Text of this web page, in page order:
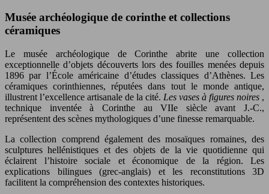
Musée archéologique de corinthe et collections
céramiques
Le musée archéologique de Corinthe abrite une collection
exceptionnelle d’objets découverts lors des fouilles menées depuis
1896 par l’École américaine d’études classiques d’Athènes. Les
céramiques corinthiennes, réputées dans tout le monde antique,
illustrent l’excellence artisanale de la cité. Les vases à figures noires ,
technique inventée à Corinthe au VIIe siècle avant J.-C.,
représentent des scènes mythologiques d’une finesse remarquable.
La collection comprend également des mosaïques romaines, des
sculptures hellénistiques et des objets de la vie quotidienne qui
éclairent l’histoire sociale et économique de la région. Les
explications bilingues (grec-anglais) et les reconstitutions 3D
facilitent la compréhension des contextes historiques.